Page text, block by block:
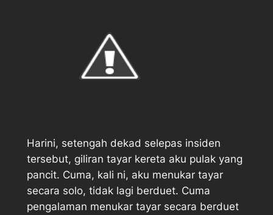
Harini, setengah dekad selepas insiden
tersebut, giliran tayar kereta aku pulak yang
pancit. Cuma, kali ni, aku menukar tayar
secara solo, tidak lagi berduet. Cuma
pengalaman menukar tayar secara berduet